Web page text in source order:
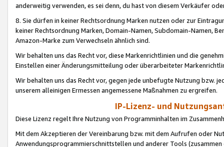
anderweitig verwenden, es sei denn, du hast von diesem Verkäufer
8. Sie dürfen in keiner Rechtsordnung Marken nutzen oder zur
keiner Rechtsordnung Marken, Domain-Namen, Subdomain-Namen,
Amazon-Marke zum Verwechseln ähnlich sind.
Wir behalten uns das Recht vor, diese Markenrichtlinien und die
Einstellen einer Änderungsmitteilung oder überarbeiteter
Wir behalten uns das Recht vor, gegen jede unbefugte Nutzung bzw.
unserem alleinigen Ermessen angemessene Maßnahmen zu ergreifen.
IP-Lizenz- und
Diese Lizenz regelt Ihre Nutzung von Programminhalten im
Mit dem Akzeptieren der Vereinbarung bzw. mit dem Aufrufen oder
Anwendungsprogrammierschnittstellen und anderer Tools (zusammen